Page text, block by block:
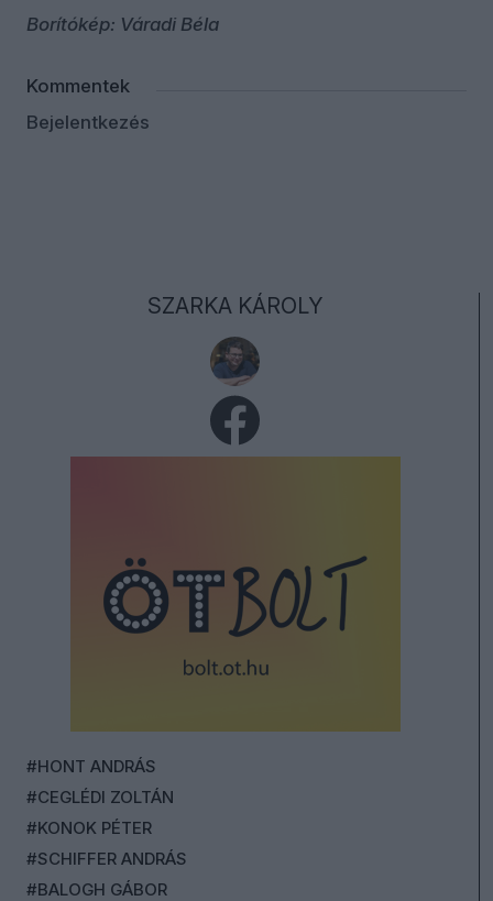
Borítókép: Váradi Béla
Kommentek
Bejelentkezés
SZARKA KÁROLY
#HONT ANDRÁS
#CEGLÉDI ZOLTÁN
#KONOK PÉTER
#SCHIFFER ANDRÁS
#BALOGH GÁBOR